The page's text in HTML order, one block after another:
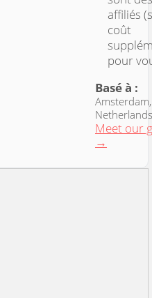
affiliés
coût
pour
Basé à :
Amsterdam,
Meet our
→